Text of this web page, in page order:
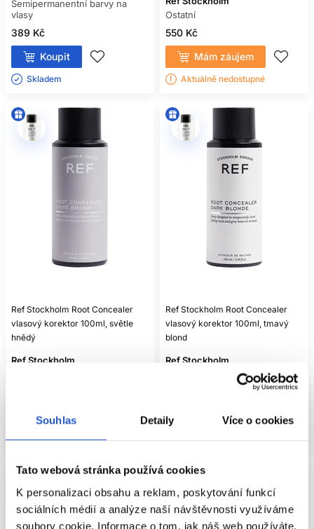
Souhlas Detaily Více o cookies
Tato webová stránka používá cookies
K personalizaci obsahu a reklam, poskytování funkcí
sociálních médií a analýze naší návštěvnosti využíváme
soubory cookie. Informace o tom, jak náš web používáte,
Semipermanentní barvy na
vlasy
389 Kč
Koupit
Skladem ㅤ
Ostatní
550 Kč
Mám záujem
Aktuálně nedostupné
Ref Stockholm Root Concealer
vlasový korektor 100ml, světle
hnědý
Ref Stockholm
Mám záujem
Aktuálně nedostupné
Ref Stockholm Root Concealer
vlasový korektor 100ml, tmavý
blond
Ref Stockholm
Mám záujem
Aktuálně nedostupné